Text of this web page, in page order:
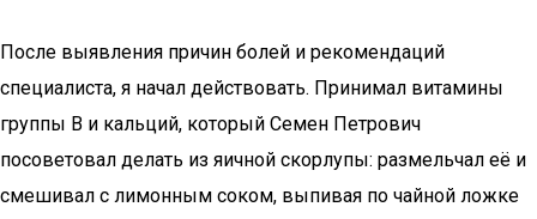
После выявления причин болей и рекомендаций
специалиста, я начал действовать. Принимал витамины
группы В и кальций, который Семен Петрович
посоветовал делать из яичной скорлупы: размельчал её и
смешивал с лимонным соком, выпивая по чайной ложке